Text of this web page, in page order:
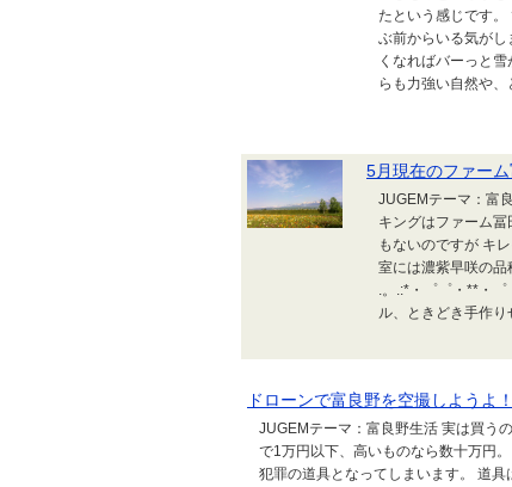
たという感じです
ぶ前からいる気が
くなればバーっと
らも力強い自然や、
5月現在のファーム
JUGEMテーマ：富
キングはファーム
もないのですが キ
室には濃紫早咲の
.。.:*・゜゜・**・
ル、ときどき手作
ドローンで富良野を空撮しようよ
JUGEMテーマ：富良野生活 実は買う
で1万円以下、高いものなら数十万円
犯罪の道具となってしまいます。 道